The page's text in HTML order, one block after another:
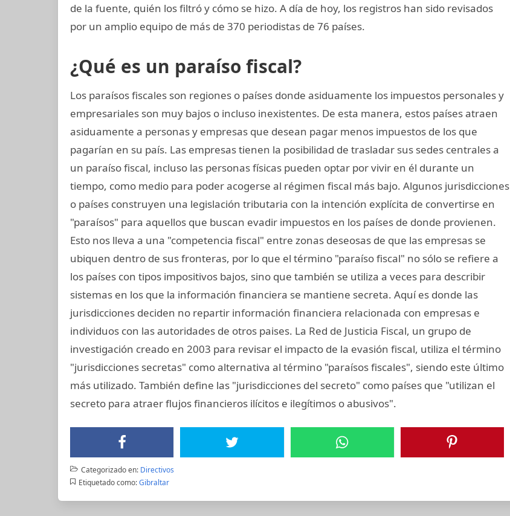
de la fuente, quién los filtró y cómo se hizo. A día de hoy, los registros han sido revisados
por un amplio equipo de más de 370 periodistas de 76 países.
¿Qué es un paraíso fiscal?
Los paraísos fiscales son regiones o países donde asiduamente los impuestos personales y
empresariales son muy bajos o incluso inexistentes. De esta manera, estos países atraen
asiduamente a personas y empresas que desean pagar menos impuestos de los que
pagarían en su país. Las empresas tienen la posibilidad de trasladar sus sedes centrales a
un paraíso fiscal, incluso las personas físicas pueden optar por vivir en él durante un
tiempo, como medio para poder acogerse al régimen fiscal más bajo. Algunos jurisdicciones
o países construyen una legislación tributaria con la intención explícita de convertirse en
"paraísos" para aquellos que buscan evadir impuestos en los países de donde provienen.
Esto nos lleva a una "competencia fiscal" entre zonas deseosas de que las empresas se
ubiquen dentro de sus fronteras, por lo que el término "paraíso fiscal" no sólo se refiere a
los países con tipos impositivos bajos, sino que también se utiliza a veces para describir
sistemas en los que la información financiera se mantiene secreta. Aquí es donde las
jurisdicciones deciden no repartir información financiera relacionada con empresas e
individuos con las autoridades de otros paises. La Red de Justicia Fiscal, un grupo de
investigación creado en 2003 para revisar el impacto de la evasión fiscal, utiliza el término
"jurisdicciones secretas" como alternativa al término "paraísos fiscales", siendo este último
más utilizado. También define las "jurisdicciones del secreto" como países que "utilizan el
secreto para atraer flujos financieros ilícitos e ilegítimos o abusivos".
Categorizado en: Directivos
Etiquetado como: Gibraltar